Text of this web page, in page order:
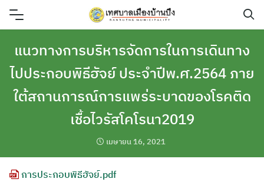
Skip
แนวทางการบริหารจัดการในการเดินทาง
ไปประกอบพิธีฮัจย์ ประจำปีพ.ศ.2564 ภาย
ใต้สถานการณ์การแพร่ระบาดของโรคติด
เชื้อไวรัสโคโรนา2019
เมษายน 16, 2021
การประกอบพิธีฮัจย์.pdf